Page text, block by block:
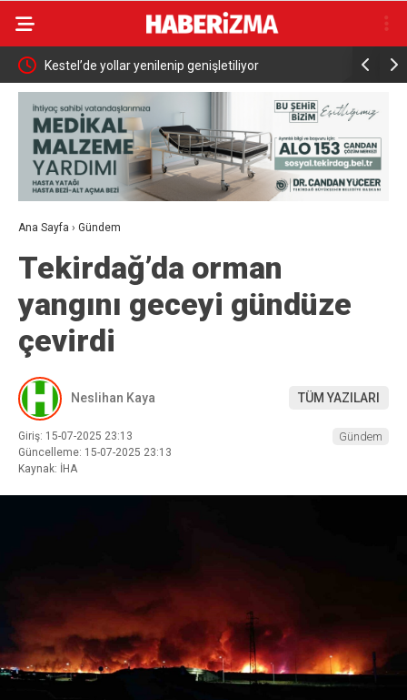
Kestel’de yollar yenilenip genişletiliyor
İçin
Ana Sayfa › Gündem
Tekirdağ’da orman
yangını geceyi gündüze
çevirdi
Neslihan Kaya TÜM YAZILARI
Giriş: 15-07-2025 23:13
Güncelleme: 15-07-2025 23:13
Kaynak: İHA
Gündem